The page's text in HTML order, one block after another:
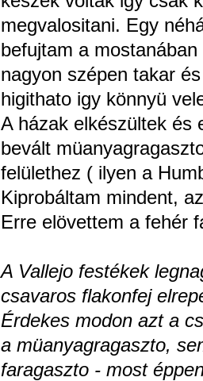
megvalositani. Egy
befujtam a
nagyon szépen takar
higithato igy könnyü
A házak elkészültek és
bevált
felülethez ( ilyen a
Kiprobáltam mindent,
Erre elövettem a fehér
A Vallejo festékek
csavaros flakonfej
Érdekes modon azt a
a müanyagragaszto,
faragaszto - most